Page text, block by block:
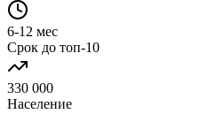
6-12 мес
Срок до топ-10
330 000
Население